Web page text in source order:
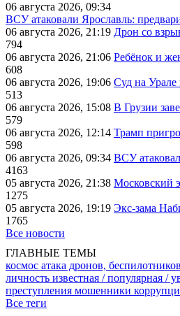
06 августа 2026, 09:34
ВСУ атаковали Ярославль:
06 августа 2026, 21:19 Дрон со
794
06 августа 2026, 21:06 Ребёнок и
608
06 августа 2026, 19:06 Суд на
513
06 августа 2026, 15:08 В Грузии
579
06 августа 2026, 12:14 Трамп
598
06 августа 2026, 09:34 ВСУ
4163
05 августа 2026, 21:38 Московский
1275
05 августа 2026, 19:19 Экс-зама
1765
Все новости
ГЛАВНЫЕ ТЕМЫ
космос атака дронов,
личность известная / популярная /
преступления мошенники
Все теги